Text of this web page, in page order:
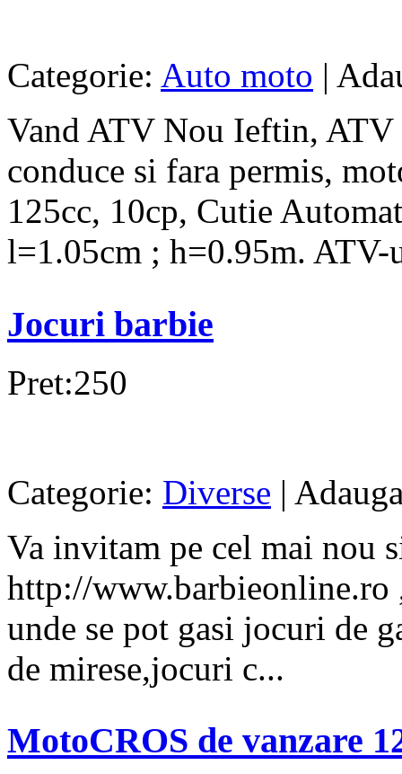
Categorie: Auto moto |
Vand ATV Nou Ieftin,
conduce si fara permis,
125cc, 10cp, Cutie
l=1.05cm ; h=0.95m. ATV-
Jocuri barbie
Pret:250
Categorie: Diverse |
Va invitam pe cel mai nou
http://www.barbieonline.ro
unde se pot gasi jocuri de
de mirese,jocuri c...
MotoCROS de vanzare